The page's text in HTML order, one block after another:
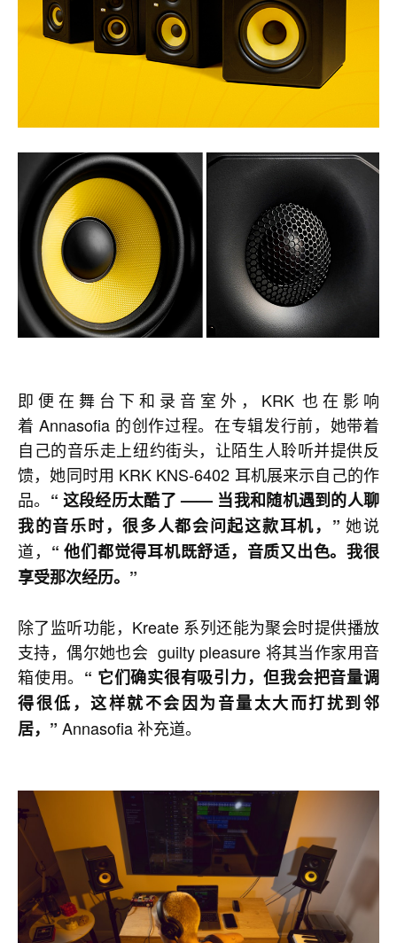
即便在舞台下和录音室外，KRK 也在影响
着 Annasofia 的创作过程。在专辑发行前，她带着
自己的音乐走上纽约街头，让陌生人聆听并提供反
馈，她同时用 KRK KNS-6402 耳机展来示自己的作
品。 “ 这段经历太酷了 —— 当我和随机遇到的人聊
我的音乐时，很多人都会问起这款耳机，”她说
道， “ 他们都觉得耳机既舒适，音质又出色。我很
享受那次经历。”
除了监听功能，Kreate 系列还能为聚会时提供播放
支持，偶尔她也会 guilty pleasure 将其当作家用音
箱使用。 “ 它们确实很有吸引力，但我会把音量调
得很低，这样就不会因为音量太大而打扰到邻
居，” Annasofia 补充道。